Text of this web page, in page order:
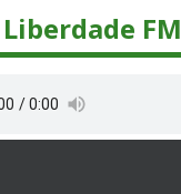
Liberdade FM